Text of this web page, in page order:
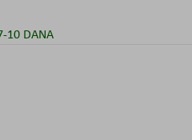
10 DANA